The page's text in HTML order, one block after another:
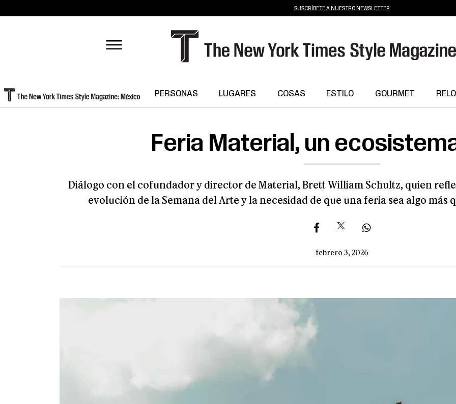
SUSCRÍBETE A NUESTRO NEWSLETTER
PERSONAS LUGARES COSAS ESTILO GOURMET
Feria Material, un
Diálogo con el cofundador y director de Material, Brett William Schultz, quien
evolución de la Semana del Arte y la necesidad de que una feria sea algo
febrero 3, 2026